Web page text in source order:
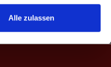
Alle zulassen
Romeo Bienz
Amy Küng ♀
6
0MP